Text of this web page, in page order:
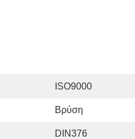
ISO9000
Βρύση
DIN376